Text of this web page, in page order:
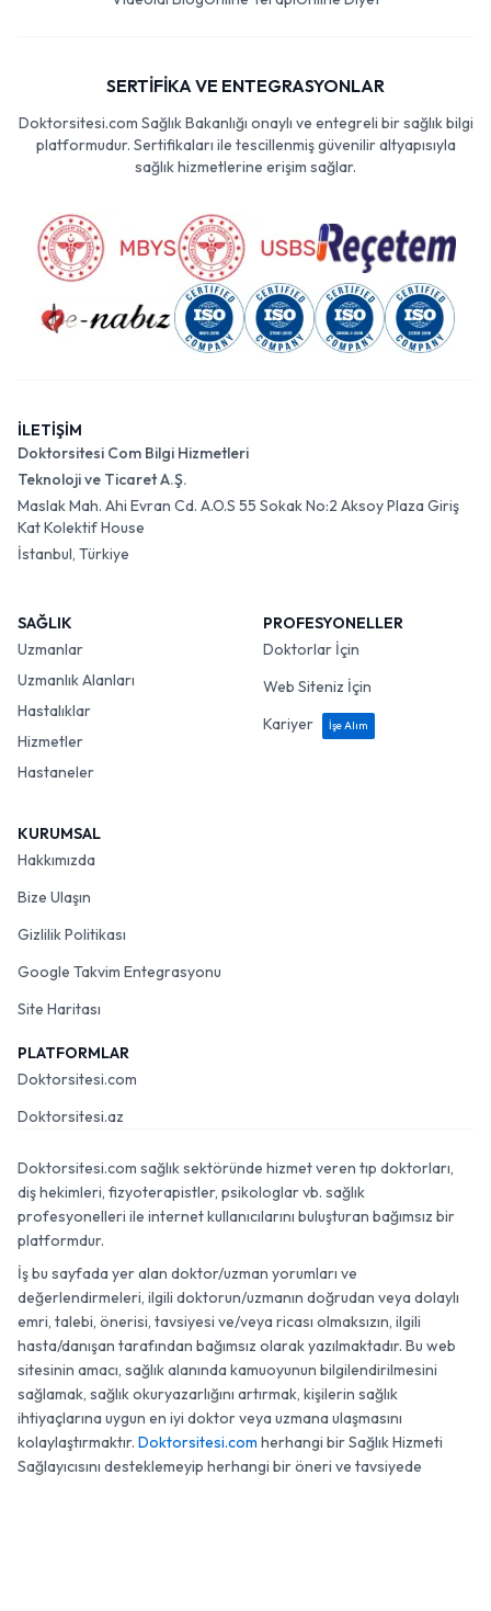
SERTİFİKA VE ENTEGRASYONLAR
Doktorsitesi.com Sağlık Bakanlığı onaylı ve entegreli bir sağlık bilgi
platformudur. Sertifikaları ile tescillenmiş güvenilir altyapısıyla
sağlık hizmetlerine erişim sağlar.
İLETİŞİM
Doktorsitesi Com Bilgi Hizmetleri
Teknoloji ve Ticaret A.Ş.
Maslak Mah. Ahi Evran Cd. A.O.S 55 Sokak No:2 Aksoy Plaza Giriş
Kat Kolektif House
İstanbul, Türkiye
SAĞLIK
Uzmanlar
Uzmanlık Alanları
Hastalıklar
Hizmetler
Hastaneler
PROFESYONELLER
Doktorlar İçin
Web Siteniz İçin
Kariyer
İşe Alım
KURUMSAL
Hakkımızda
Bize Ulaşın
Gizlilik Politikası
Google Takvim Entegrasyonu
Site Haritası
PLATFORMLAR
Doktorsitesi.com
Doktorsitesi.az
Doktorsitesi.com sağlık sektöründe hizmet veren tıp doktorları,
diş hekimleri, fizyoterapistler, psikologlar vb. sağlık
profesyonelleri ile internet kullanıcılarını buluşturan bağımsız bir
platformdur.
İş bu sayfada yer alan doktor/uzman yorumları ve
değerlendirmeleri, ilgili doktorun/uzmanın doğrudan veya dolaylı
emri, talebi, önerisi, tavsiyesi ve/veya ricası olmaksızın, ilgili
hasta/danışan tarafından bağımsız olarak yazılmaktadır. Bu web
sitesinin amacı, sağlık alanında kamuoyunun bilgilendirilmesini
sağlamak, sağlık okuryazarlığını artırmak, kişilerin sağlık
ihtiyaçlarına uygun en iyi doktor veya uzmana ulaşmasını
kolaylaştırmaktır. Doktorsitesi.com herhangi bir Sağlık Hizmeti
Sağlayıcısını desteklemeyip herhangi bir öneri ve tavsiyede